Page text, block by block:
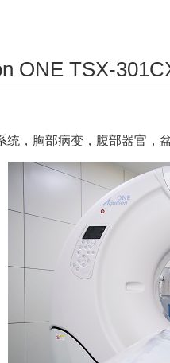
ONE TSX-
统，胸部病变，腹部器官，